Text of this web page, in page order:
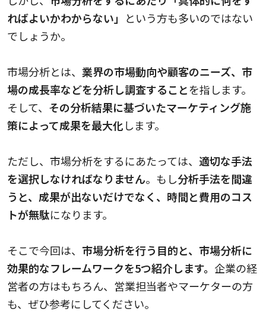
ればよいかわからない」 という方も多いのではない
でしょうか。
市場分析とは、 業界の市場動向や顧客のニーズ、市
場の成長率などを分析し調査することを指します。
そして、 その分析結果に基づいたマーケティング施
策によって成果を最大化します。
ただし、市場分析をするにあたっては、 適切な手法
を選択しなければなりません。もし分析手法を間違
うと、成果が出ないだけでなく、時間と費用のコス
トが無駄になります。
そこで今回は、 市場分析を行う目的と、市場分析に
効果的なフレームワークを5つ紹介します。 企業の経
営者の方はもちろん、営業担当者やマーケターの方
も、ぜひ参考にしてください。